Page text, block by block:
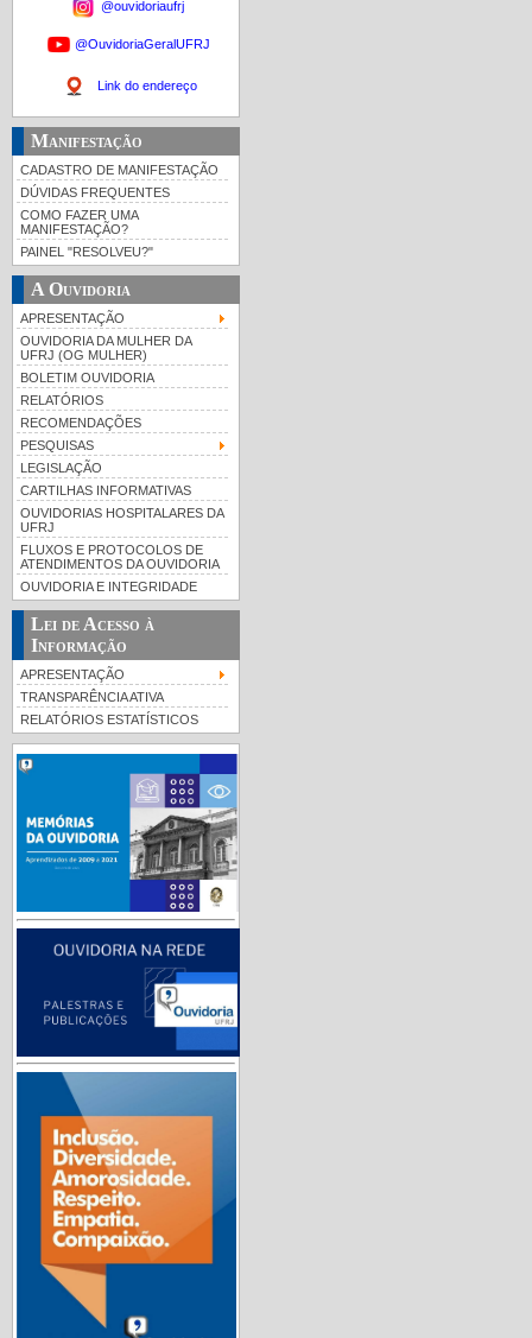
@ouvidoriaufrj
@OuvidoriaGeralUFRJ
Link do endereço
Manifestação
CADASTRO DE MANIFESTAÇÃO
DÚVIDAS FREQUENTES
COMO FAZER UMA
MANIFESTAÇÃO?
PAINEL "RESOLVEU?"
A Ouvidoria
APRESENTAÇÃO
OUVIDORIA DA MULHER DA
UFRJ (OG MULHER)
BOLETIM OUVIDORIA
RELATÓRIOS
RECOMENDAÇÕES
PESQUISAS
LEGISLAÇÃO
CARTILHAS INFORMATIVAS
OUVIDORIAS HOSPITALARES DA
UFRJ
FLUXOS E PROTOCOLOS DE
ATENDIMENTOS DA OUVIDORIA
OUVIDORIA E INTEGRIDADE
Lei de Acesso à
Informação
APRESENTAÇÃO
TRANSPARÊNCIA ATIVA
RELATÓRIOS ESTATÍSTICOS